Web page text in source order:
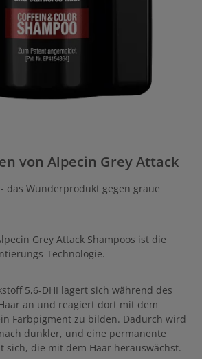
von Alpecin Grey Attack
das Wunderprodukt gegen graue
Grey Attack Shampoos ist die
Technologie.
5,6-DHI lagert sich während des
an und reagiert dort mit dem
Farbpigment zu bilden. Dadurch wird
dunkler, und eine permanente
sich, die mit dem Haar herauswächst.